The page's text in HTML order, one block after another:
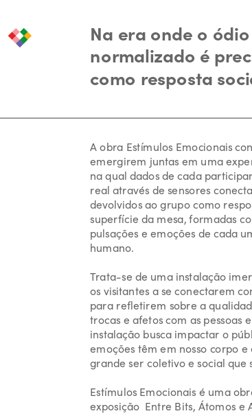
Na era onde o
normalizado é
como resposta
A obra Estímulos Emocionais
emergirem juntas em uma
na qual dados de cada
real através de sensores
devolvidos ao grupo como
superfície da mesa, formadas
pulsações e emoções de cada
humano.
Trata-se de uma instalação
os visitantes a se conectarem
para refletirem sobre a
trocas e afetos com as pessoas
instalação busca impactar o
emoções têm em nosso corpo
grande ser coletivo e social que
Estímulos Emocionais é uma
exposição  Entre Bits, Átomos e